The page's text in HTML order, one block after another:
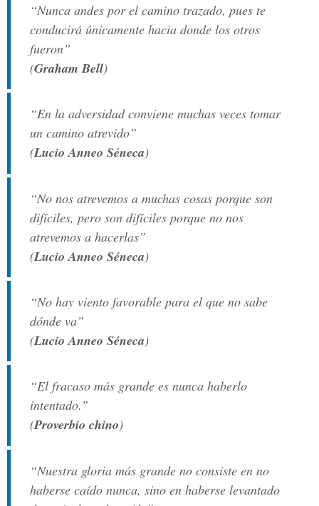
“Nunca andes por el camino trazado, pues te
conducirá únicamente hacia donde los otros
fueron”
(Graham Bell)
“En la adversidad conviene muchas veces tomar
un camino atrevido”
(Lucio Anneo Séneca)
“No nos atrevemos a muchas cosas porque son
difíciles, pero son difíciles porque no nos
atrevemos a hacerlas”
(Lucio Anneo Séneca)
“No hay viento favorable para el que no sabe
dónde va”
(Lucio Anneo Séneca)
“El fracaso más grande es nunca haberlo
intentado.”
(Proverbio chino)
“Nuestra gloria más grande no consiste en no
haberse caído nunca, sino en haberse levantado